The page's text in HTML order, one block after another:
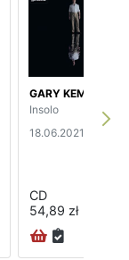
GARY KEMP
Insolo
18.06.2021
CD
54,89 zł